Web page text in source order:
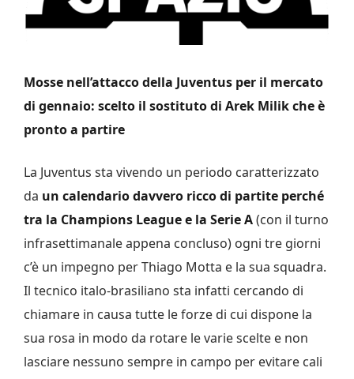
Mosse nell’attacco della Juventus per il mercato
di gennaio: scelto il sostituto di Arek Milik che è
pronto a partire
La Juventus sta vivendo un periodo caratterizzato
da un calendario davvero ricco di partite perché
tra la Champions League e la Serie A(con il turno
infrasettimanale appena concluso) ogni tre giorni
c’è un impegno per Thiago Motta e la sua squadra.
Il tecnico italo-brasiliano sta infatti cercando di
chiamare in causa tutte le forze di cui dispone la
sua rosa in modo da rotare le varie scelte e non
lasciare nessuno sempre in campo per evitare cali